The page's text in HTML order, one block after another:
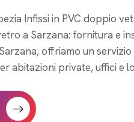
Infissi in PVC doppio
a Sarzana: fornitura e
offriamo un
abitazioni private, uffici e